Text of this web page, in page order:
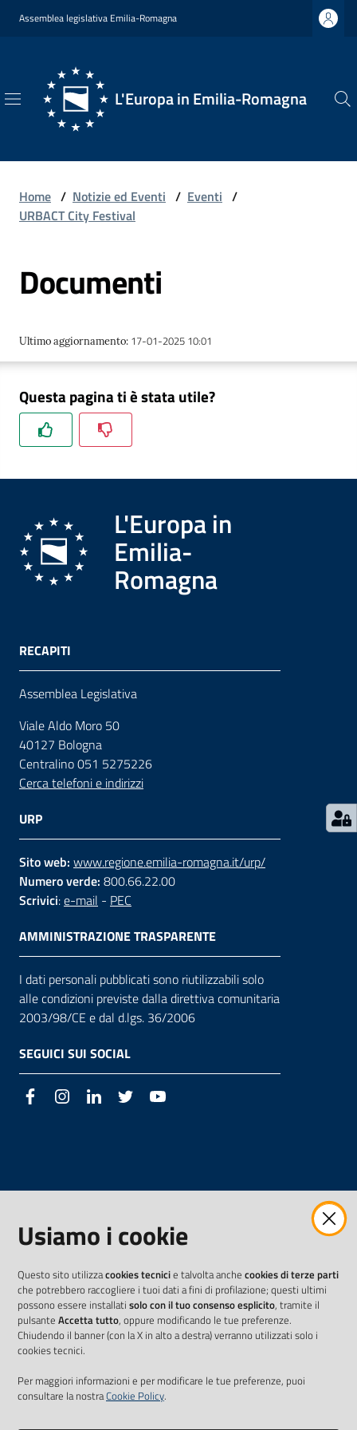
Vai al contenuto
Vai alla navigazione
Vai al footer
Assemblea legislativa Emilia-Romagna
L'Europa in Emilia-Romagna
L'Europa
Romagna
Chi
Siamo
Formazione
Notizie
eventi
Partecipazione
Approfondimenti
Contatti
Seguici
su
Home / Notizie ed Eventi / Eventi /
URBACT City Festival
Documenti
Ultimo aggiornamento: 17-01-2025 10:01
Questa pagina ti è stata utile?
L'Europa in
Emilia-
Romagna
RECAPITI
Assemblea Legislativa
Viale Aldo Moro 50
40127 Bologna
Centralino 051 5275226
Cerca telefoni e indirizzi
URP
Sito web: www.regione.emilia-romagna.it/urp/
Numero verde: 800.66.22.00
Scrivici:e-mail - PEC
AMMINISTRAZIONE TRASPARENTE
I dati personali pubblicati sono riutilizzabili solo
alle condizioni previste dalla direttiva comunitaria
2003/98/CE e dal d.lgs. 36/2006
SEGUICI SUI SOCIAL
FacebookInstagramLinkedIn Twitter
Usiamo i cookie
Questo sito utilizzacookies tecnicie talvolta anche cookies di terze parti
che potrebbero raccogliere i tuoi dati a fini di profilazione; questi ultimi
possono essere installati solo con il tuo consenso esplicito, tramite il
pulsante Accetta tutto, oppure modificando le tue preferenze.
Chiudendo il banner (con la X in alto a destra) verranno utilizzati solo i
cookies tecnici.
Per maggiori informazioni e per modificare le tue preferenze, puoi
consultare la nostraCookie Policy.